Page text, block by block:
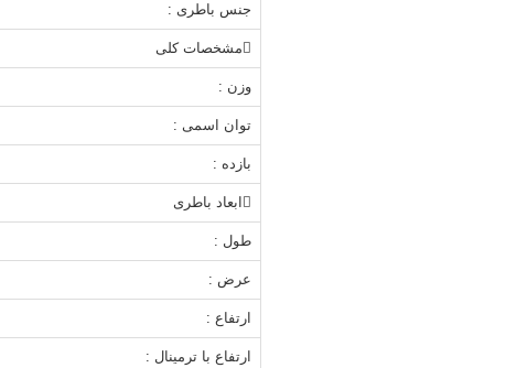
جنس باطری :
مشخصات کلی
وزن :
توان اسمی :
بازده :
ابعاد باطری
طول :
عرض :
ارتفاع :
ارتفاع با ترمینال :